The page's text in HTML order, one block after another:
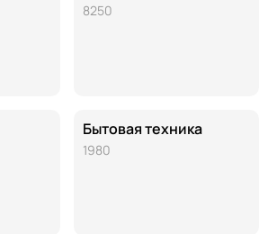
8250
Бытовая техника
1980